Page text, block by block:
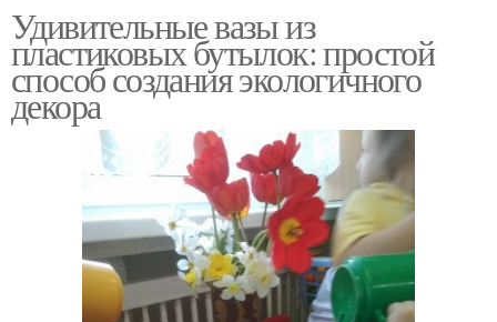
Удивительные вазы из
пластиковых бутылок: простой
способ создания экологичного
декора